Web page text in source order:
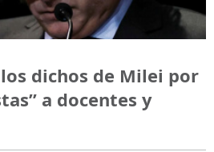
dichos de Milei por
a docentes y